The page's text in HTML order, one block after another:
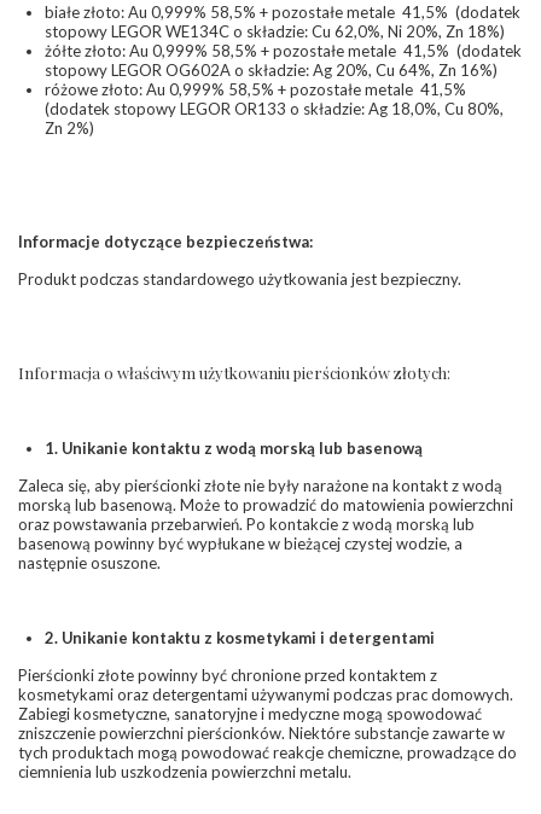
białe złoto: Au 0,999% 58,5% + pozostałe metale 41,5% (dodatek
stopowy LEGOR WE134C o składzie: Cu 62,0%, Ni 20%, Zn 18%)
żółte złoto: Au 0,999% 58,5% + pozostałe metale 41,5% (dodatek
stopowy LEGOR OG602A o składzie: Ag 20%, Cu 64%, Zn 16%)
różowe złoto: Au 0,999% 58,5% + pozostałe metale 41,5%
(dodatek stopowy LEGOR OR133 o składzie: Ag 18,0%, Cu 80%,
Zn 2%)
Informacje dotyczące bezpieczeństwa:
Produkt podczas standardowego użytkowania jest bezpieczny.
Informacja o właściwym użytkowaniu pierścionków złotych:
1. Unikanie kontaktu z wodą morską lub basenową
Zaleca się, aby pierścionki złote nie były narażone na kontakt z wodą
morską lub basenową. Może to prowadzić do matowienia powierzchni
oraz powstawania przebarwień. Po kontakcie z wodą morską lub
basenową powinny być wypłukane w bieżącej czystej wodzie, a
następnie osuszone.
2. Unikanie kontaktu z kosmetykami i detergentami
Pierścionki złote powinny być chronione przed kontaktem z
kosmetykami oraz detergentami używanymi podczas prac domowych.
Zabiegi kosmetyczne, sanatoryjne i medyczne mogą spowodować
zniszczenie powierzchni pierścionków. Niektóre substancje zawarte w
tych produktach mogą powodować reakcje chemiczne, prowadzące do
ciemnienia lub uszkodzenia powierzchni metalu.